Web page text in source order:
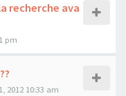
recherche ava
pm
2012 10:33 am